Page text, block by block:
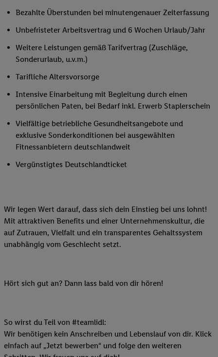
Bezahlte Überstunden bei minutengenauer Zeiterfassung
Unbefristeter Arbeitsvertrag und 6 Wochen Urlaub/Jahr
Weitere Leistungen gemäß Tarifvertrag (Zuschläge,
Sonderurlaub, u.v.m.)
Tarifliche Altersvorsorge
Intensive Einarbeitung mit Begleitung durch einen
persönlichen Paten, bei Bedarf inkl. Erwerb Staplerschein
Vielfältige betriebliche Gesundheitsangebote und
exklusive Sonderkonditionen bei ausgewählten
Fitnessanbietern deutschlandweit
Vergünstigtes Deutschlandticket
Wir legen Wert darauf, dass sich dein Einstieg bei uns lohnt!
Mit attraktiven Benefits und einer Unternehmenskultur, die
auf Zutrauen, Vielfalt und ein transparentes Gehaltssystem
unabhängig vom Geschlecht setzt.
Hört sich gut an? Dann lass bald von dir hören!
So wirst du Teil von #teamlidl:
Wir benötigen kein Anschreiben und Lebenslauf von dir. Klick
einfach auf „Jetzt bewerben“ und folge den weiteren